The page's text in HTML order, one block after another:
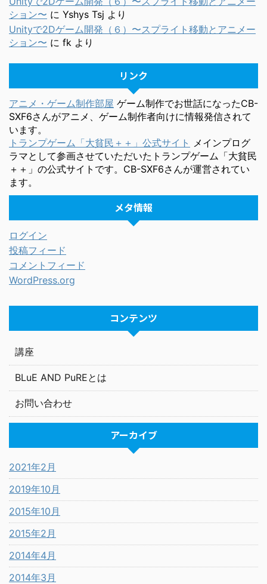
ション〜 に Yshys Tsj より
Unityで2Dゲーム開発（６）〜スプライト移動とアニメー
ション〜 に fk より
リンク
アニメ・ゲーム制作部屋 ゲーム制作でお世話になったCB-
SXF6さんがアニメ、ゲーム制作者向けに情報発信されて
います。
トランプゲーム「大貧民＋＋」公式サイト メインプログ
ラマとして参画させていただいたトランプゲーム「大貧民
＋＋」の公式サイトです。CB-SXF6さんが運営されてい
ます。
メタ情報
ログイン
投稿フィード
コメントフィード
WordPress.org
コンテンツ
講座
BLuE AND PuREとは
お問い合わせ
アーカイブ
2021年2月
2019年10月
2015年10月
2015年2月
2014年4月
2014年3月